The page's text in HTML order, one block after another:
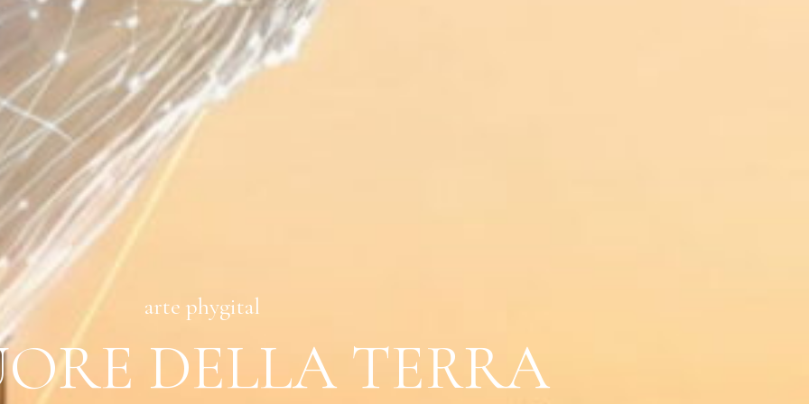
arte phygital
DELLA TERRA